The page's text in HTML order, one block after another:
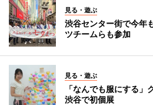
見る・遊ぶ
渋谷センター街で今
ツチームらも参加
見る・遊ぶ
「なんでも服にする」
渋谷で初個展